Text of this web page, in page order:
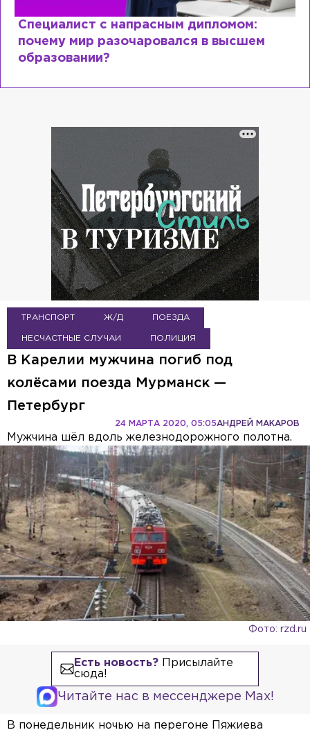
Специалист с напрасным дипломом:
почему мир разочаровался в высшем
образовании?
ТРАНСПОРТ Ж/Д ПОЕЗДА
НЕСЧАСТНЫЕ СЛУЧАИ ПОЛИЦИЯ
В Карелии мужчина погиб под
колёсами поезда Мурманск —
Петербург
АНДРЕЙ МАКАРОВ
24 МАРТА 2020, 05:05
Мужчина шёл вдоль железнодорожного полотна.
Фото: rzd.ru
Есть новость?Присылайте
сюда!
Читайте нас в мессенджере Max!
В понедельник ночью на перегоне Пяжиева